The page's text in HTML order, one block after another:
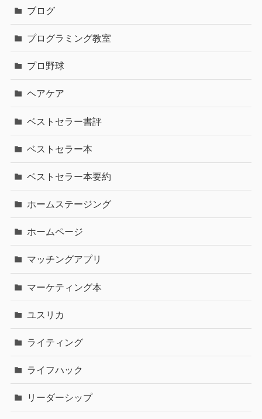
ブログ
プログラミング教室
プロ野球
ヘアケア
ベストセラー書評
ベストセラー本
ベストセラー本要約
ホームステージング
ホームページ
マッチングアプリ
マーケティング本
ユスリカ
ライティング
ライフハック
リーダーシップ